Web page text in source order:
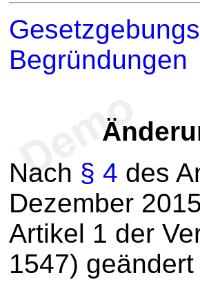
Begründungen
Nach § 4 des
Dezember
Artikel 1 der
1547)